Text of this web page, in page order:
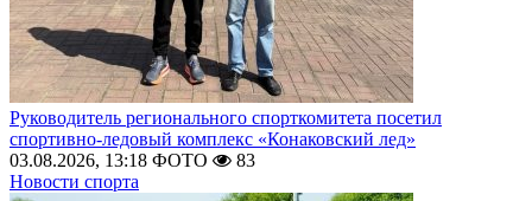
Руководитель регионального спорткомитета посетил
спортивно-ледовый комплекс «Конаковский лед»
03.08.2026, 13:18 ФОТО
83
Новости спорта